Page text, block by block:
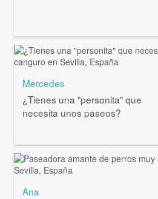
Mercedes
¿Tienes una "personita" que
necesita unos paseos?
Ana